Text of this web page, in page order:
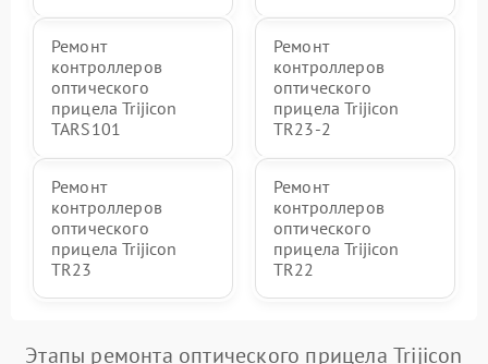
Ремонт
контроллеров
оптического
прицела Trijicon
TARS101
Ремонт
контроллеров
оптического
прицела Trijicon
TR23-2
Ремонт
контроллеров
оптического
прицела Trijicon
TR23
Ремонт
контроллеров
оптического
прицела Trijicon
TR22
Этапы ремонта оптического прицела Trijicon